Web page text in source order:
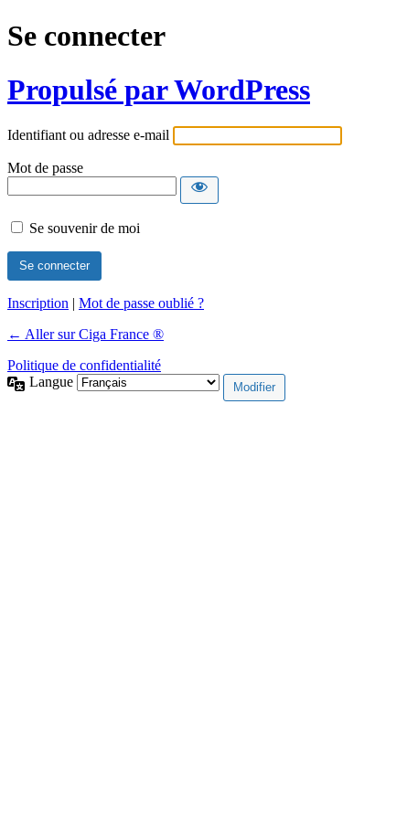
Se connecter
Propulsé par WordPress
Identifiant ou adresse e-mail
Mot de passe
Se souvenir de moi
Inscription | Mot de passe oublié ?
← Aller sur Ciga France ®
Politique de confidentialité
Langue